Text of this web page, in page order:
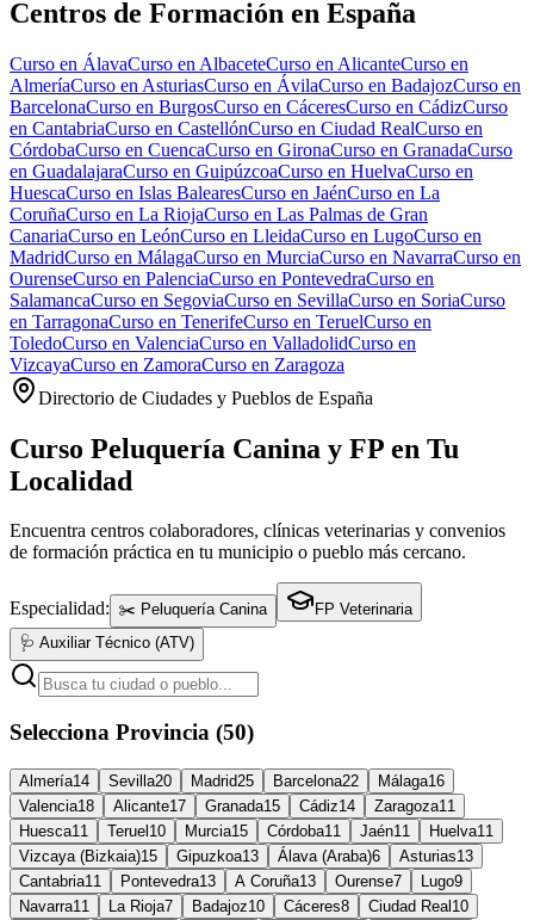
Centros de Formación en España
Curso en ÁlavaCurso en AlbaceteCurso en AlicanteCurso en
AlmeríaCurso en AsturiasCurso en ÁvilaCurso en BadajozCurso en
BarcelonaCurso en BurgosCurso en CáceresCurso en CádizCurso
en CantabriaCurso en CastellónCurso en Ciudad RealCurso en
CórdobaCurso en CuencaCurso en GironaCurso en GranadaCurso
en GuadalajaraCurso en GuipúzcoaCurso en HuelvaCurso en
HuescaCurso en Islas BalearesCurso en JaénCurso en La
CoruñaCurso en La RiojaCurso en Las Palmas de Gran
CanariaCurso en LeónCurso en LleidaCurso en LugoCurso en
MadridCurso en MálagaCurso en MurciaCurso en NavarraCurso en
OurenseCurso en PalenciaCurso en PontevedraCurso en
SalamancaCurso en SegoviaCurso en SevillaCurso en SoriaCurso
en TarragonaCurso en TenerifeCurso en TeruelCurso en
ToledoCurso en ValenciaCurso en ValladolidCurso en
VizcayaCurso en ZamoraCurso en Zaragoza
Directorio de Ciudades y Pueblos de España
Curso Peluquería Canina y FP en Tu
Localidad
Encuentra centros colaboradores, clínicas veterinarias y convenios
de formación práctica en tu municipio o pueblo más cercano.
Especialidad: ✂️ Peluquería Canina
FP Veterinaria
🩺 Auxiliar Técnico (ATV)
Selecciona Provincia (50)
Almería14 Sevilla20 Madrid25 Barcelona22 Málaga16
Valencia18 Alicante17 Granada15 Cádiz14 Zaragoza11
Huesca11 Teruel 10 Murcia15 Córdoba11 Jaén11 Huelva11
Vizcaya (Bizkaia)15 Gipuzkoa13 Álava (Araba)6 Asturias13
Cantabria11 Pontevedra13 A Coruña13 Ourense7 Lugo9
Navarra11 La Rioja7 Badajoz10 Cáceres8 Ciudad Real 10